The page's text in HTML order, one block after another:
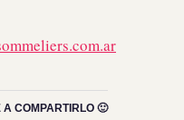
A COMPARTIRLO 🙂